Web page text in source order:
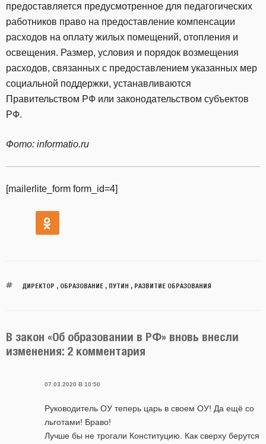
предоставляется предусмотренное для педагогических
работников право на предоставление компенсации
расходов на оплату жилых помещений, отопления и
освещения. Размер, условия и порядок возмещения
расходов, связанных с предоставлением указанных мер
социальной поддержки, устанавливаются
Правительством РФ или законодательством субъектов
РФ.
Фото: informatio.ru
[mailerlite_form form_id=4]
ДИРЕКТОР , ОБРАЗОВАНИЕ, ПУТИН , РАЗВИТИЕ ОБРАЗОВАНИЯ
В закон «Об образовании в РФ» вновь внесли
изменения: 2 комментария
07.03.2020 В 10:50
Руководитель ОУ теперь царь в своем ОУ! Да ещё со
льготами! Браво!
Лучше бы не трогали Конституцию. Как сверху берутся